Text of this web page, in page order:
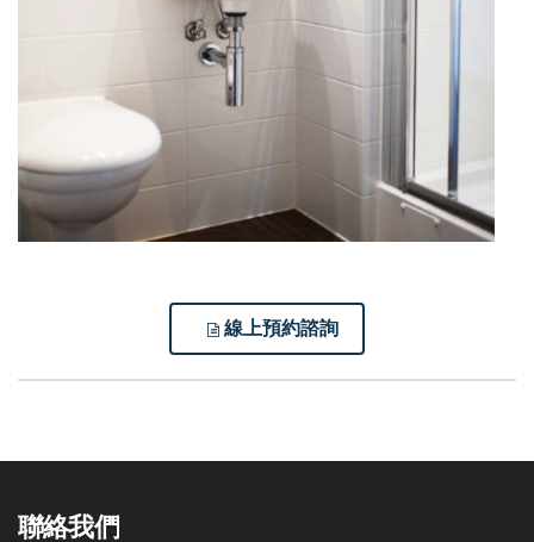
線上預約諮詢
聯絡我們